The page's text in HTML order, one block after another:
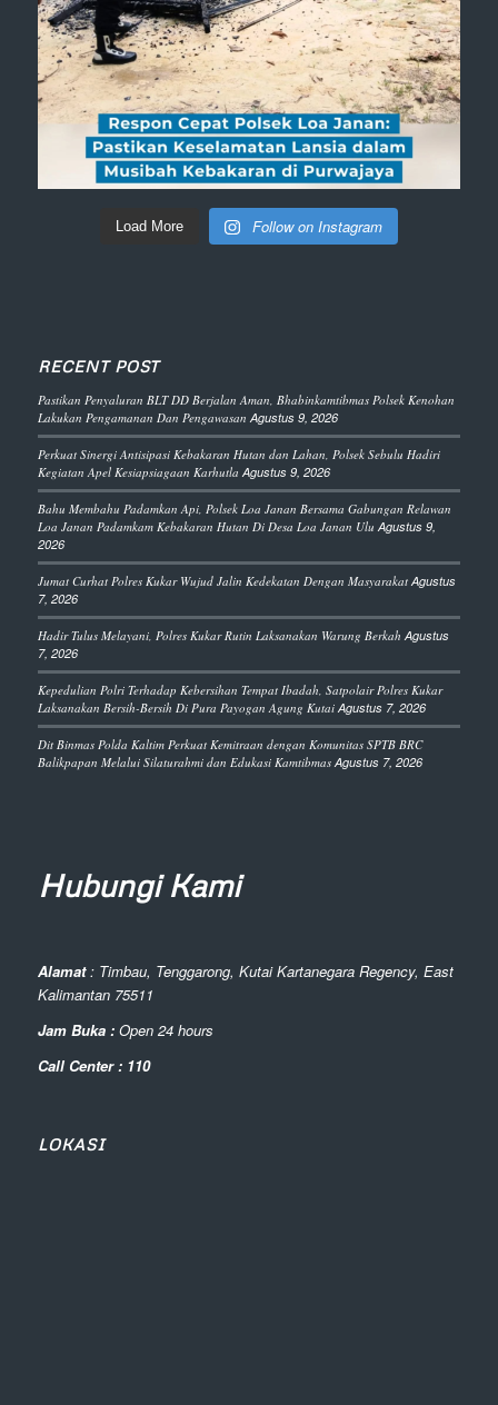
Load More Follow on Instagram
RECENT POST
Pastikan Penyaluran BLT DD Berjalan Aman, Bhabinkamtibmas Polsek Kenohan
Lakukan Pengamanan Dan Pengawasan Agustus 9, 2026
Perkuat Sinergi Antisipasi Kebakaran Hutan dan Lahan, Polsek Sebulu Hadiri
Kegiatan Apel Kesiapsiagaan Karhutla Agustus 9, 2026
Bahu Membahu Padamkan Api, Polsek Loa Janan Bersama Gabungan Relawan
Loa Janan Padamkam Kebakaran Hutan Di Desa Loa Janan Ulu Agustus 9,
2026
Jumat Curhat Polres Kukar Wujud Jalin Kedekatan Dengan Masyarakat Agustus
7, 2026
Hadir Tulus Melayani, Polres Kukar Rutin Laksanakan Warung Berkah Agustus
7, 2026
Kepedulian Polri Terhadap Kebersihan Tempat Ibadah, Satpolair Polres Kukar
Laksanakan Bersih-Bersih Di Pura Payogan Agung Kutai Agustus 7, 2026
Dit Binmas Polda Kaltim Perkuat Kemitraan dengan Komunitas SPTB BRC
Balikpapan Melalui Silaturahmi dan Edukasi Kamtibmas Agustus 7, 2026
Hubungi Kami
Alamat: Timbau, Tenggarong, Kutai Kartanegara Regency, East
Kalimantan 75511
Jam Buka : Open 24 hours
Call Center : 110
LOKASI